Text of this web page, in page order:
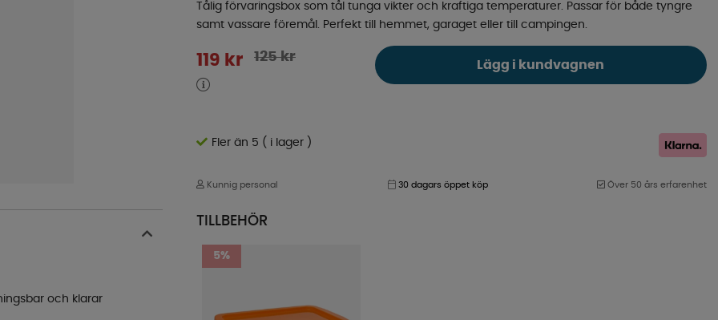
Tålig förvaringsbox som tål tunga vikter och kraftiga temperaturer. Passar för både tyngre
samt vassare föremål. Perfekt till hemmet, garaget eller till campingen.
125kr
119 kr Lägg i kundvagnen
Fler än 5 ( i lager )
Kunnig personal 30 dagars öppet köp Över 50 års erfarenhet
och klarar
TILLBEHÖR
5%